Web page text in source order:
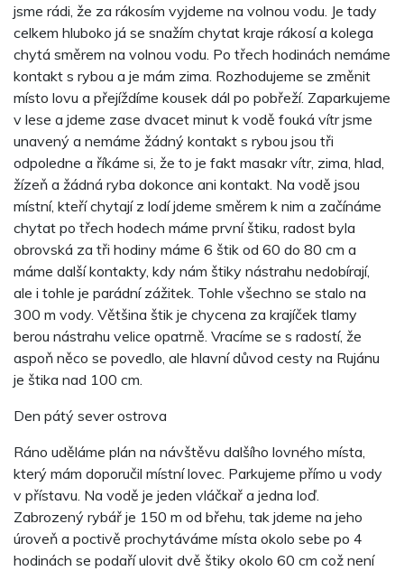
jsme rádi, že za rákosím vyjdeme na volnou vodu. Je tady
celkem hluboko já se snažím chytat kraje rákosí a kolega
chytá směrem na volnou vodu. Po třech hodinách nemáme
kontakt s rybou a je mám zima. Rozhodujeme se změnit
místo lovu a přejíždíme kousek dál po pobřeží. Zaparkujeme
v lese a jdeme zase dvacet minut k vodě fouká vítr jsme
unavený a nemáme žádný kontakt s rybou jsou tři
odpoledne a říkáme si, že to je fakt masakr vítr, zima, hlad,
žízeň a žádná ryba dokonce ani kontakt. Na vodě jsou
místní, kteří chytají z lodí jdeme směrem k nim a začínáme
chytat po třech hodech máme první štiku, radost byla
obrovská za tři hodiny máme 6 štik od 60 do 80 cm a
máme další kontakty, kdy nám štiky nástrahu nedobírají,
ale i tohle je parádní zážitek. Tohle všechno se stalo na
300 m vody. Většina štik je chycena za krajíček tlamy
berou nástrahu velice opatrně. Vracíme se s radostí, že
aspoň něco se povedlo, ale hlavní důvod cesty na Rujánu
je štika nad 100 cm.
Den pátý sever ostrova
Ráno uděláme plán na návštěvu dalšího lovného místa,
který mám doporučil místní lovec. Parkujeme přímo u vody
v přístavu. Na vodě je jeden vláčkař a jedna loď.
Zabrozený rybář je 150 m od břehu, tak jdeme na jeho
úroveň a poctivě prochytáváme místa okolo sebe po 4
hodinách se podaří ulovit dvě štiky okolo 60 cm což není